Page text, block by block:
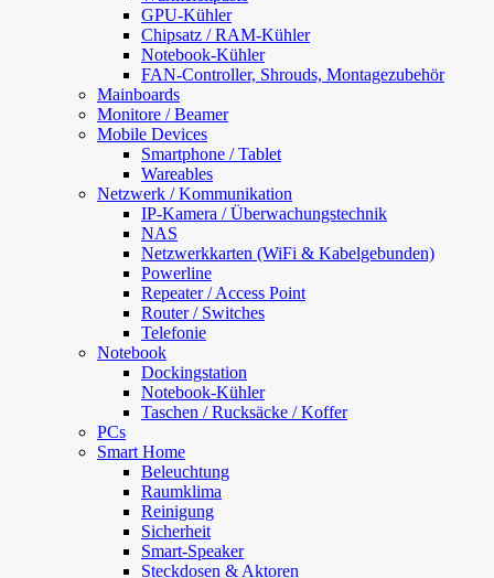
GPU-Kühler
Chipsatz / RAM-Kühler
Notebook-Kühler
FAN-Controller, Shrouds, Montagezubehör
Mainboards
Monitore / Beamer
Mobile Devices
Smartphone / Tablet
Wareables
Netzwerk / Kommunikation
IP-Kamera / Überwachungstechnik
NAS
Netzwerkkarten (WiFi & Kabelgebunden)
Powerline
Repeater / Access Point
Router / Switches
Telefonie
Notebook
Dockingstation
Notebook-Kühler
Taschen / Rucksäcke / Koffer
PCs
Smart Home
Beleuchtung
Raumklima
Reinigung
Sicherheit
Smart-Speaker
Steckdosen & Aktoren